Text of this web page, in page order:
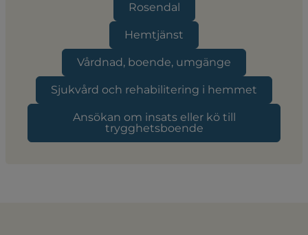
Rosendal
Hemtjänst
Vårdnad, boende, umgänge
Sjukvård och rehabilitering i hemmet
Ansökan om insats eller kö till
trygghetsboende